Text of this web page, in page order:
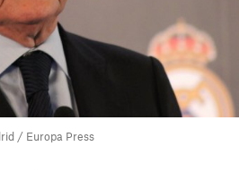
/ Europa Press